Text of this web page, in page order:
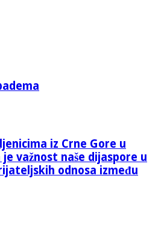
iz Crne Gore u
važnost naše dijaspore u
odnosa između